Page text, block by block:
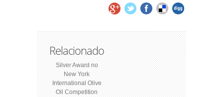
Relacionado
Silver Award no
New York
International Olive
Oil Competition